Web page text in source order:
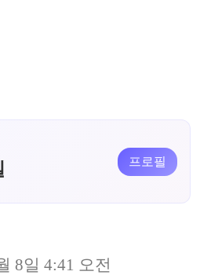
프로필
8일 4:41 오전